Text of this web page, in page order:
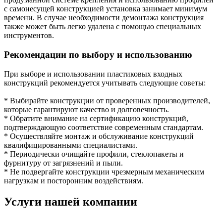
с самонесущей конструкцией установка занимает минимум
времени. В случае необходимости демонтажа конструкция
также может быть легко удалена с помощью специальных
инструментов.
Рекомендации по выбору и использованию
При выборе и использовании пластиковых входных
конструкций рекомендуется учитывать следующие советы:
* Выбирайте конструкции от проверенных производителей,
которые гарантируют качество и долговечность.
* Обратите внимание на сертификацию конструкций,
подтверждающую соответствие современным стандартам.
* Осуществляйте монтаж и обслуживание конструкций
квалифицированными специалистами.
* Периодически очищайте профили, стеклопакеты и
фурнитуру от загрязнений и пыли.
* Не подвергайте конструкции чрезмерным механическим
нагрузкам и посторонним воздействиям.
Услуги нашей компании